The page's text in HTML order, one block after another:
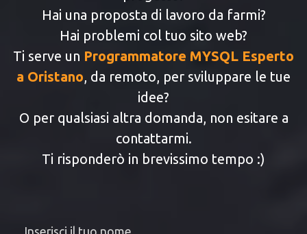
Hai una proposta di lavoro da farmi?
Hai problemi col tuo sito web?
Ti serve un Programmatore MYSQL Esperto
a Oristano , da remoto, per sviluppare le tue
idee?
O per qualsiasi altra domanda, non esitare a
contattarmi.
Ti risponderò in brevissimo tempo :)